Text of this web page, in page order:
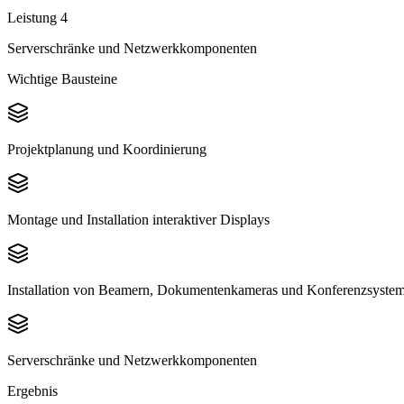
Leistung 4
Serverschränke und Netzwerkkomponenten
Wichtige Bausteine
Projektplanung und Koordinierung
Montage und Installation interaktiver Displays
Installation von Beamern, Dokumentenkameras und
Serverschränke und Netzwerkkomponenten
Ergebnis